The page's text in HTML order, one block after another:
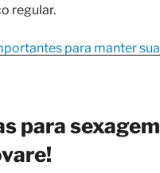
regular.
para manter sua
para sexagem